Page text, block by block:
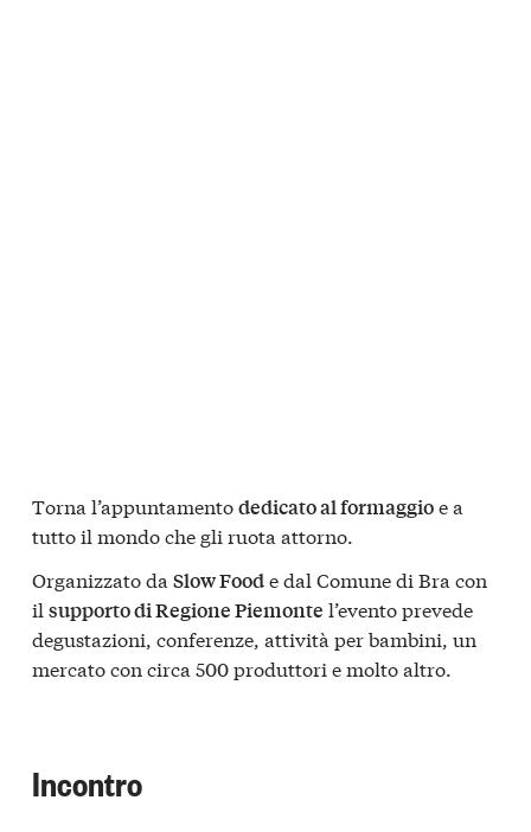
Torna l’appuntamentodedicato al formaggioe a
tutto il mondo che gli ruota attorno.
Organizzato da Slow Foode dal Comune di Bra con
il supporto di Regione Piemonte l’evento prevede
degustazioni, conferenze, attività per bambini, un
mercato con circa 500 produttori e molto altro.
Incontro